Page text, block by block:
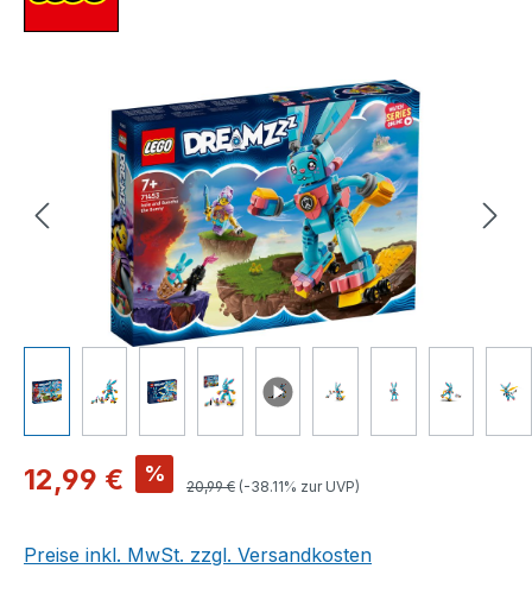
Bildergalerie überspringen
Verkaufspreis:
12,99 € % Regulärer Preis:
20,99 € (-38.11% zur UVP)
Preise inkl. MwSt. zzgl. Versandkosten